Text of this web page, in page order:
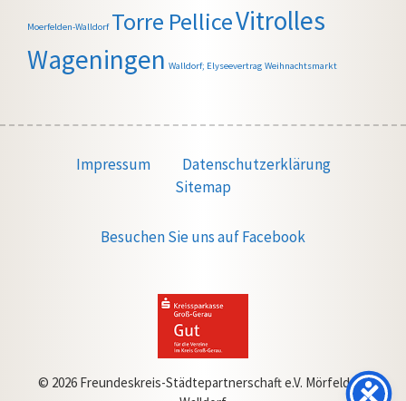
Moerfelden-Walldorf Torre PelliceVitrolles
Wageningen Walldorf; Elyseevertrag Weihnachtsmarkt
Impressum
Datenschutzerklärung
Sitemap
Besuchen Sie uns auf Facebook
© 2026 Freundeskreis-Städtepartnerschaft e.V. Mörfelden-